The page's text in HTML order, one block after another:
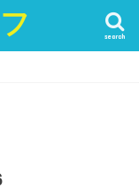
search